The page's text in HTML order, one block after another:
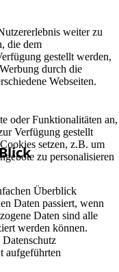
Überblick
Daten passiert, wenn
Daten sind alle
werden können.
aufgeführten
weiter zu
die dem
gestellt werden,
durch die
Webseiten.
oder Funktionalitäten an,
Verfügung gestellt
setzen, z.B. um
zu personalisieren